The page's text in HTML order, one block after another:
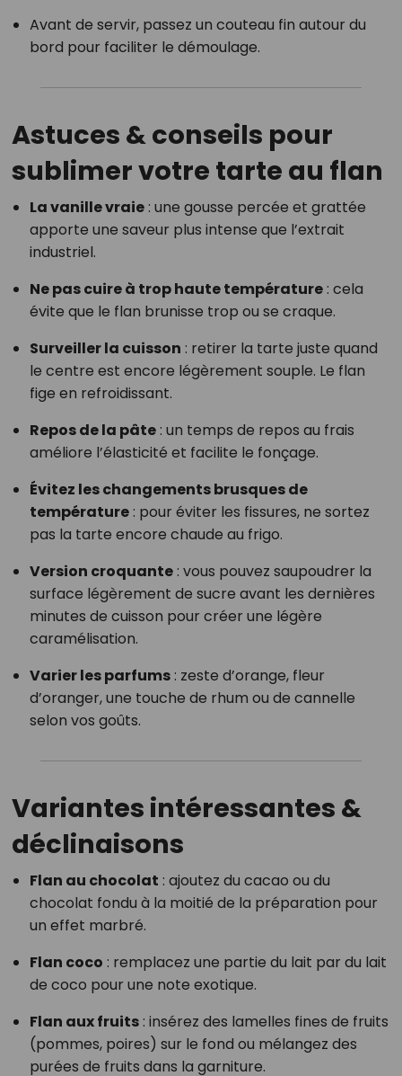
Avant de servir, passez un couteau fin autour du
bord pour faciliter le démoulage.
Astuces & conseils pour
sublimer votre tarte au flan
La vanille vraie: une gousse percée et grattée
apporte une saveur plus intense que l’extrait
industriel.
Ne pas cuire à trop haute température: cela
évite que le flan brunisse trop ou se craque.
Surveiller la cuisson : retirer la tarte juste quand
le centre est encore légèrement souple. Le flan
fige en refroidissant.
Repos de la pâte: un temps de repos au frais
améliore l’élasticité et facilite le fonçage.
Évitez les changements brusques de
température: pour éviter les fissures, ne sortez
pas la tarte encore chaude au frigo.
Version croquante: vous pouvez saupoudrer la
surface légèrement de sucre avant les dernières
minutes de cuisson pour créer une légère
caramélisation.
Varier les parfums: zeste d’orange, fleur
d’oranger, une touche de rhum ou de cannelle
selon vos goûts.
Variantes intéressantes &
déclinaisons
Flan au chocolat : ajoutez du cacao ou du
chocolat fondu à la moitié de la préparation pour
un effet marbré.
Flan coco : remplacez une partie du lait par du lait
de coco pour une note exotique.
Flan aux fruits: insérez des lamelles fines de fruits
(pommes, poires) sur le fond ou mélangez des
purées de fruits dans la garniture.